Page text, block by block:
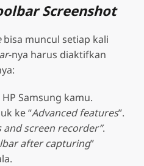
Screenshot
bisa muncul setiap kali
-nya harus diaktifkan
HP Samsung kamu.
ke “Advanced features”.
and screen recorder”.
after capturing”